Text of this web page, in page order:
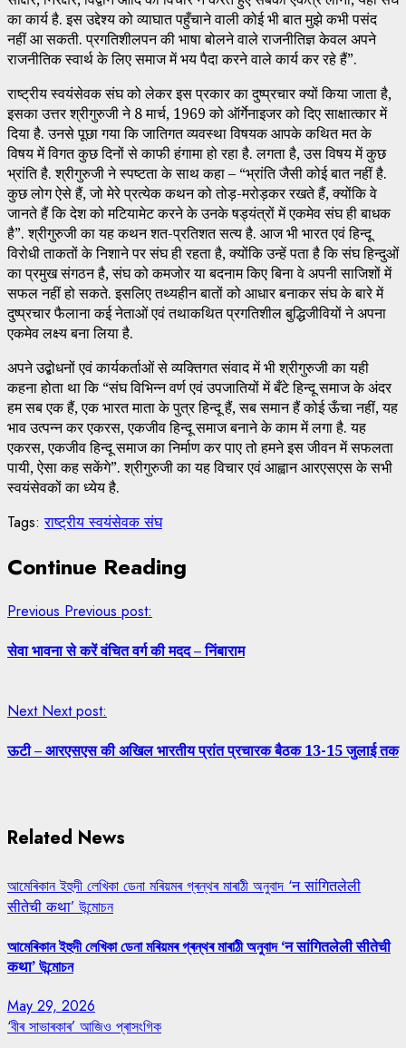
का कार्य है. इस उद्देश्य को व्याघात पहुँचाने वाली कोई भी बात मुझे कभी पसंद
नहीं आ सकती. प्रगतिशीलपन की भाषा बोलने वाले राजनीतिज्ञ केवल अपने
राजनीतिक स्वार्थ के लिए समाज में भय पैदा करने वाले कार्य कर रहे हैं”.
राष्ट्रीय स्वयंसेवक संघ को लेकर इस प्रकार का दुष्प्रचार क्यों किया जाता है,
इसका उत्तर श्रीगुरुजी ने 8 मार्च, 1969 को ऑर्गेनाइजर को दिए साक्षात्कार में
दिया है. उनसे पूछा गया कि जातिगत व्यवस्था विषयक आपके कथित मत के
विषय में विगत कुछ दिनों से काफी हंगामा हो रहा है. लगता है, उस विषय में कुछ
भ्रांति है. श्रीगुरुजी ने स्पष्टता के साथ कहा – “भ्रांति जैसी कोई बात नहीं है.
कुछ लोग ऐसे हैं, जो मेरे प्रत्येक कथन को तोड़-मरोड़कर रखते हैं, क्योंकि वे
जानते हैं कि देश को मटियामेट करने के उनके षड्यंत्रों में एकमेव संघ ही बाधक
है”. श्रीगुरुजी का यह कथन शत-प्रतिशत सत्य है. आज भी भारत एवं हिन्दू
विरोधी ताकतों के निशाने पर संघ ही रहता है, क्योंकि उन्हें पता है कि संघ हिन्दुओं
का प्रमुख संगठन है, संघ को कमजोर या बदनाम किए बिना वे अपनी साजिशों में
सफल नहीं हो सकते. इसलिए तथ्यहीन बातों को आधार बनाकर संघ के बारे में
दुष्प्रचार फैलाना कई नेताओं एवं तथाकथित प्रगतिशील बुद्धिजीवियों ने अपना
एकमेव लक्ष्य बना लिया है.
अपने उद्बोधनों एवं कार्यकर्ताओं से व्यक्तिगत संवाद में भी श्रीगुरुजी का यही
कहना होता था कि “संघ विभिन्न वर्ण एवं उपजातियों में बँटे हिन्दू समाज के अंदर
हम सब एक हैं, एक भारत माता के पुत्र हिन्दू हैं, सब समान हैं कोई ऊँचा नहीं, यह
भाव उत्पन्न कर एकरस, एकजीव हिन्दू समाज बनाने के काम में लगा है. यह
एकरस, एकजीव हिन्दू समाज का निर्माण कर पाए तो हमने इस जीवन में सफलता
पायी, ऐसा कह सकेंगे”. श्रीगुरुजी का यह विचार एवं आह्वान आरएसएस के सभी
स्वयंसेवकों का ध्येय है.
Tags:राष्ट्रीय स्वयंसेवक संघ
Continue Reading
Previous Previous post:
सेवा भावना से करें वंचित वर्ग की मदद – निंबाराम
Next Next post:
ऊटी – आरएसएस की अखिल भारतीय प्रांत प्रचारक बैठक 13-15 जुलाई तक
Related News
আমেৰিকান ইহুদী লেখিকা ডেনা মৰিয়মৰ গ্ৰন্থৰ মাৰাঠী অনুবাদ ‘न सांगितलेली
सीतेची कथा’ উন্মোচন
আমেৰিকান ইহুদী লেখিকা ডেনা মৰিয়মৰ গ্ৰন্থৰ মাৰাঠী অনুবাদ ‘न सांगितलेली सीतेची
कथा’ উন্মোচন
May 29, 2026
‘বীৰ সাভাৰকাৰ’ আজিও প্ৰাসংগিক